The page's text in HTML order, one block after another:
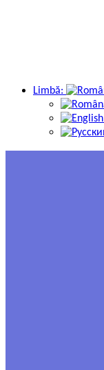
Limbă: